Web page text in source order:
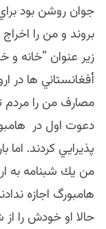
جوان روشن بود
بروند و من را
زير عنوان “خانه و
أفغانستاني ها در
مصارف من را مردم
دعوت اول در
پذيرايي كردند.
من يك شبنامه به
هامبورگ اجازه
حالا او خودش را